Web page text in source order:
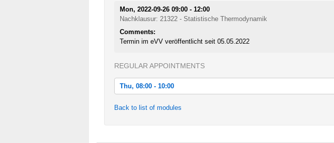
Mon, 2022-09-26 09:00 - 12:00
Nachklausur: 21322 - Statistische Thermodynamik
Comments:
Termin im eVV veröffentlicht seit 05.05.2022
REGULAR APPOINTMENTS
Thu, 08:00 - 10:00
Back to list of modules